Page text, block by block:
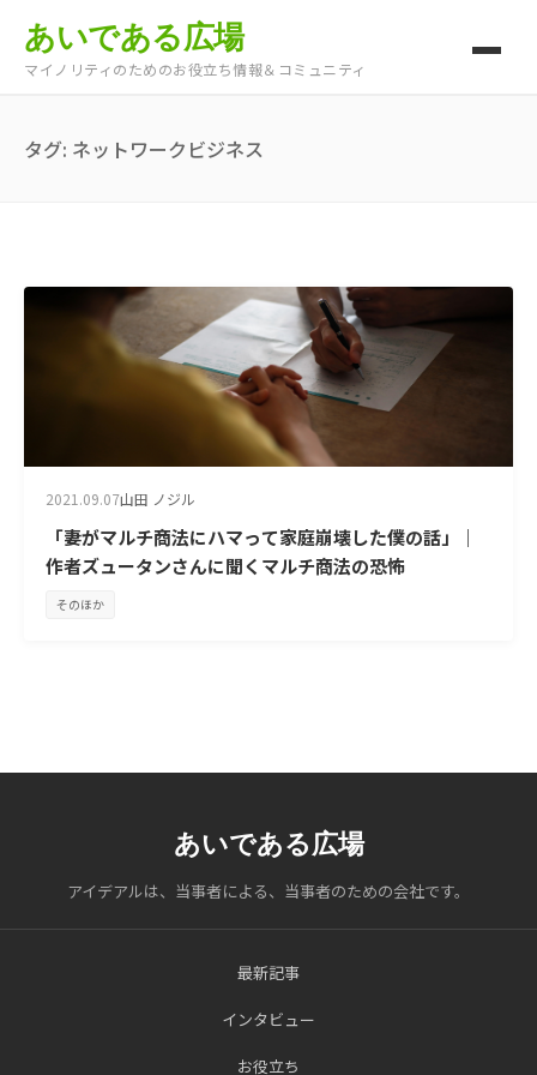
あいである広場
マイノリティのためのお役立ち情報＆コミュニティ
タグ: ネットワークビジネス
2021.09.07山田 ノジル
「妻がマルチ商法にハマって家庭崩壊した僕の話」｜
作者ズュータンさんに聞くマルチ商法の恐怖
そのほか
あいである広場
アイデアルは、当事者による、当事者のための会社です。
最新記事
インタビュー
お役立ち